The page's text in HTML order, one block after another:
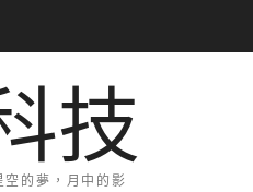
技
的夢，月中的影